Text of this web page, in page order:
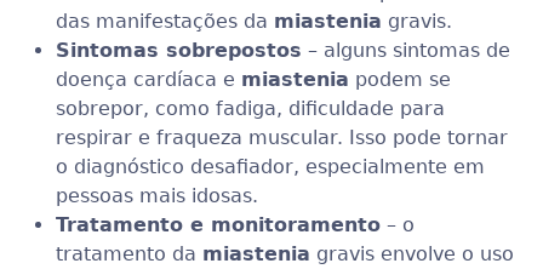
das manifestações da miastenia gravis.
Sintomas sobrepostos – alguns sintomas de
doença cardíaca e miastenia podem se
sobrepor, como fadiga, dificuldade para
respirar e fraqueza muscular. Isso pode tornar
o diagnóstico desafiador, especialmente em
pessoas mais idosas.
Tratamento e monitoramento – o
tratamento da miastenia gravis envolve o uso